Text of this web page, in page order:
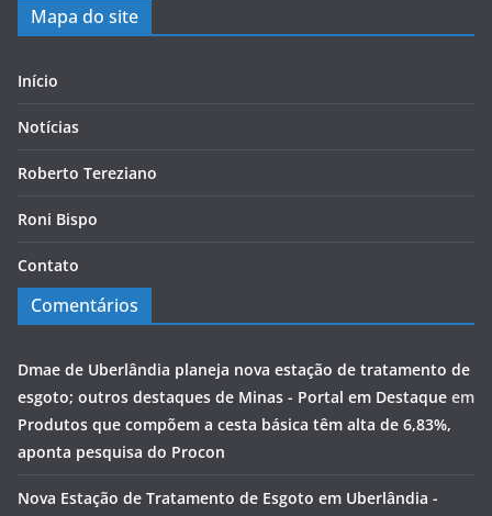
Mapa do site
Início
Notícias
Roberto Tereziano
Roni Bispo
Contato
Comentários
Dmae de Uberlândia planeja nova estação de tratamento de
esgoto; outros destaques de Minas - Portal em Destaque em
Produtos que compõem a cesta básica têm alta de 6,83%,
aponta pesquisa do Procon
Nova Estação de Tratamento de Esgoto em Uberlândia -